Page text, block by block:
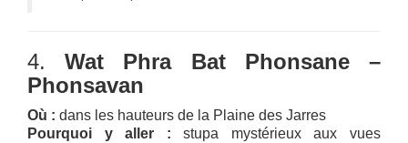
4.Wat Phra Bat Phonsane –
Phonsavan
Où : dans les hauteurs de la Plaine des Jarres
Pourquoi y aller : stupa mystérieux aux vues